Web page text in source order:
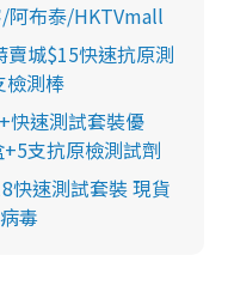
阿布泰/HKTVmall
賣城$15快速抗原測
檢測棒
快速測試套裝優
支抗原檢測試劑
快速測試套裝 現貨
毒